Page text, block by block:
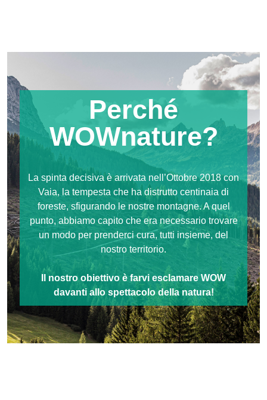
Perché
WOWnature?
La spinta decisiva è arrivata nell’Ottobre 2018 con
Vaia, la tempesta che ha distrutto centinaia di
foreste, sfigurando le nostre montagne. A quel
punto, abbiamo capito che era necessario trovare
un modo per prenderci cura, tutti insieme, del
nostro territorio.
l nostro obiettivo è farvi esclamare WOW
davanti allo spettacolo della natura!